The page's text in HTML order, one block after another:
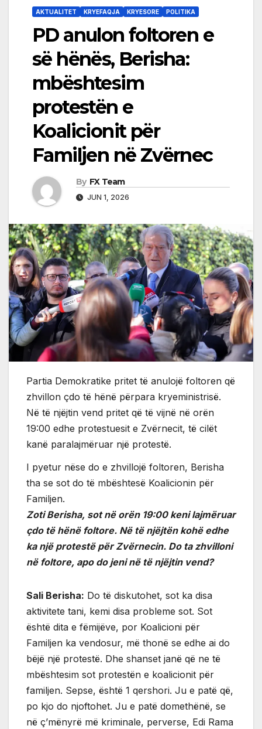
AKTUALITET KRYEFAQJA KRYESORE POLITIKA
PD anulon foltoren e
së hënës, Berisha:
mbështesim
protestën e
Koalicionit për
Familjen në Zvërnec
By FX Team
JUN 1, 2026
Partia Demokratike pritet të anulojë foltoren që
zhvillon çdo të hënë përpara kryeministrisë.
Në të njëjtin vend pritet që të vijnë në orën
19:00 edhe protestuesit e Zvërnecit, të cilët
kanë paralajmëruar një protestë.
I pyetur nëse do e zhvillojë foltoren, Berisha
tha se sot do të mbështesë Koalicionin për
Familjen.
Zoti Berisha, sot në orën 19:00 keni lajmëruar
çdo të hënë foltore. Në të njëjtën kohë edhe
ka një protestë për Zvërnecin. Do ta zhvilloni
në foltore, apo do jeni në të njëjtin vend?
Sali Berisha: Do të diskutohet, sot ka disa
aktivitete tani, kemi disa probleme sot. Sot
është dita e fëmijëve, por Koalicioni për
Familjen ka vendosur, më thonë se edhe ai do
bëjë një protestë. Dhe shanset janë që ne të
mbështesim sot protestën e koalicionit për
familjen. Sepse, është 1 qershori. Ju e patë që,
po kjo do njoftohet. Ju e patë domethënë, se
në ç’mënyrë më kriminale, perverse, Edi Rama